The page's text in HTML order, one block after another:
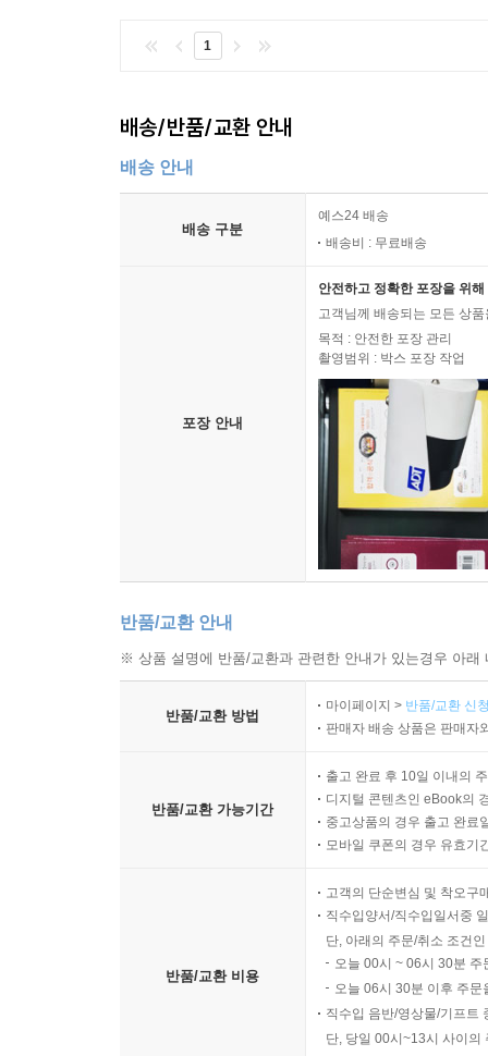
1
배송/반품/교환 안내
배송 안내
배송 구분
예스24 배송
배송비 : 무료배송
포장 안내
안전하고 정확한 포장을 위
고객님께 배송되는 모든 상
목적 : 안전한 포장 관리
촬영범위 : 박스 포장 작업
반품/교환 안내
※ 상품 설명에 반품/교환과 관련한 안내가 있는경우 아
반품/교환 방법
마이페이지 > 반품/교환 신
판매자 배송 상품은 판매자
반품/교환 가능기간
출고 완료 후 10일 이내의
디지털 콘텐츠인 eBook의
중고상품의 경우 출고 완료
모바일 쿠폰의 경우 유효기
반품/교환 비용
고객의 단순변심 및 착오구
직수입양서/직수입일서중
단, 아래의 주문/취소 조건
오늘 00시 ~ 06시 30분
오늘 06시 30분 이후 주
직수입 음반/영상물/기프트
단, 당일 00시~13시 사이의